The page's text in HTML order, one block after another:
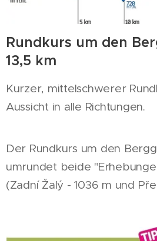
Rundkurs um den
13,5 km
Kurzer, mittelschwerer
Aussicht in alle Richtungen.
Der Rundkurs um den
umrundet beide
(Zadní Žalý - 1036 m und